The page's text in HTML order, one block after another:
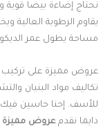
نحتاج إضاءة بيضا
يقاوم الرطوبة العالية
مساحة يطول عمر
عروض مميزة على تركيب
تكاليف مواد البنيان
للأسف. إحنا حاسين فيك
دايما نقدمعروض مميزة